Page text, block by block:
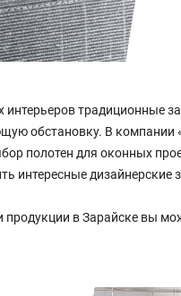
традиционные
обстановку. В
полотен для оконных
интересные
в Зарайске вы